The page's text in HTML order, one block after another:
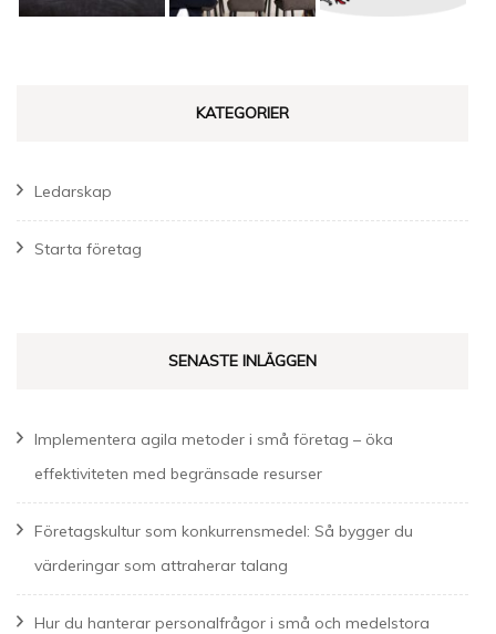
KATEGORIER
Ledarskap
Starta företag
SENASTE INLÄGGEN
Implementera agila metoder i små företag – öka
effektiviteten med begränsade resurser
Företagskultur som konkurrensmedel: Så bygger du
värderingar som attraherar talang
Hur du hanterar personalfrågor i små och medelstora